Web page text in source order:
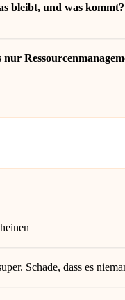
bleibt, und was kommt?
Schade, dass es